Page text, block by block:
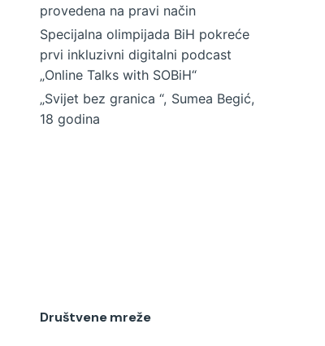
provedena na pravi način
Specijalna olimpijada BiH pokreće
prvi inkluzivni digitalni podcast
„Online Talks with SOBiH“
„Svijet bez granica “, Sumea Begić,
18 godina
Društvene mreže